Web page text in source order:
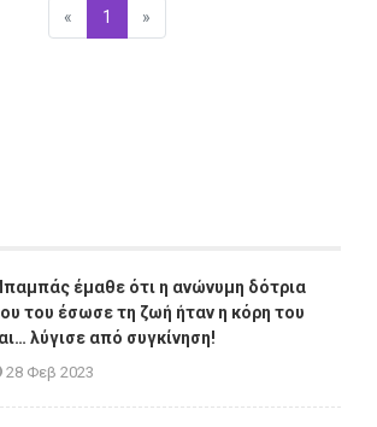
« Προηγούμενη
1 (επιλεγμένη)
»
έμαθε ότι η ανώνυμη δότρια
του έσωσε τη ζωή ήταν η κόρη του
λύγισε από συγκίνηση!
28 Φεβ 2023